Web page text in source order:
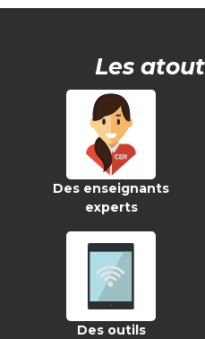
Les
Des enseignants
experts
Des outils